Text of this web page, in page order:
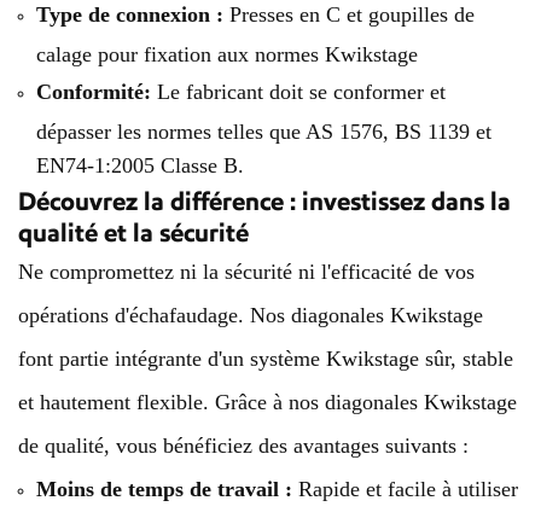
Type de connexion : Presses en C et goupilles de
calage pour fixation aux normes Kwikstage
Conformité: Le fabricant doit se conformer et
dépasser les normes telles que AS 1576, BS 1139 et
EN74-1:2005 Classe B.
Découvrez la différence : investissez dans la
qualité et la sécurité
Ne compromettez ni la sécurité ni l'efficacité de vos
opérations d'échafaudage. Nos diagonales Kwikstage
font partie intégrante d'un système Kwikstage sûr, stable
et hautement flexible. Grâce à nos diagonales Kwikstage
de qualité, vous bénéficiez des avantages suivants :
Moins de temps de travail : Rapide et facile à utiliser